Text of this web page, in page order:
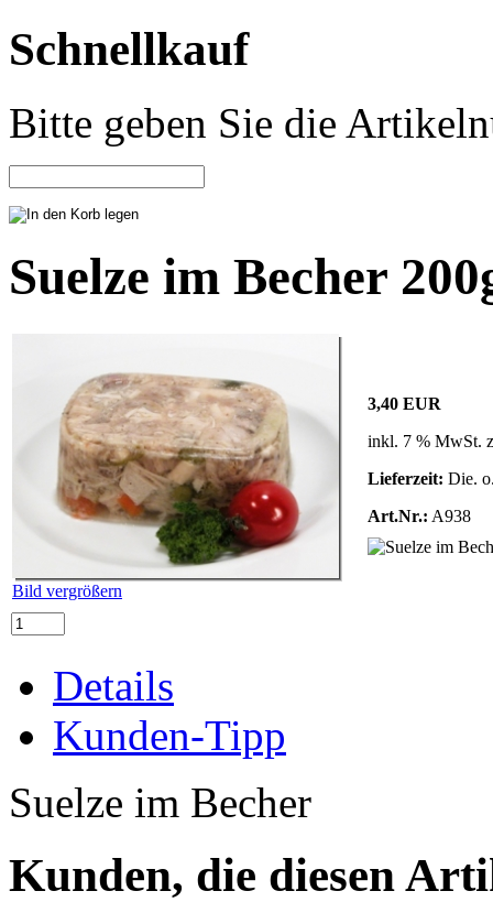
Schnellkauf
Bitte geben Sie die
Suelze im Becher
Bild vergrößern
3,40 EUR
inkl. 7 % MwSt.
Lieferzeit: Die.
Art.Nr.: A938
Details
Kunden-Tipp
Suelze im Becher
Kunden, die diesen